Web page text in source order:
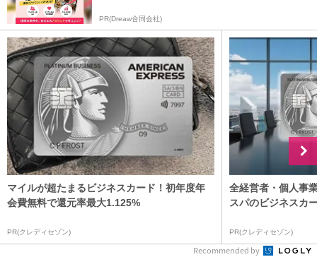
PR(Dreaw合同会社)
マイルが超たまるビジネスカード！初年度年
会費無料で還元率最大1.125%
PR(クレディセゾン)
全経営者・個人事
スパのビジネスカ
PR(クレディセゾン)
Recommended by